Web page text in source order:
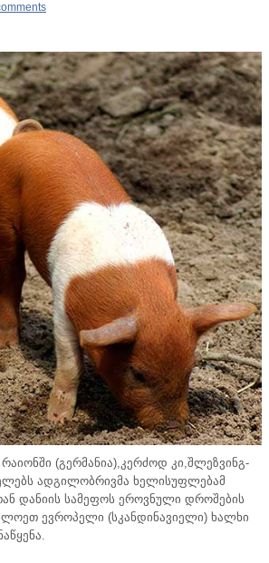
(გერმანია),კერძოდ კი,შლეზვინგ-
ადგილობრივმა ხელისუფლებამ
დანიის სამეფოს ეროვნული დროშების
ევროპელი (სკანდინავიელი) ხალხი